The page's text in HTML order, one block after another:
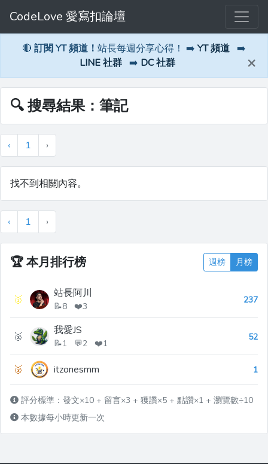
CodeLove 愛寫扣論壇
🔴 訂閱 YT 頻道！ 站長每週分享心得！ ➡️ YT 頻道 ➡️
LINE 社群 ➡️ DC 社群 ×
🔍 搜尋結果：筆記
‹ 1 ›
找不到相關內容。
‹ 1 ›
🏆本月排行榜 週榜 月榜
🥇 站長阿川
📝8 ❤️3
237
🥈 我愛JS
📝1 💬2 ❤️1
52
🥉 itzonesmm 1
評分標準：發文×10 + 留言×3 + 獲讚×5 + 點讚×1 + 瀏覽數÷10
本數據每小時更新一次